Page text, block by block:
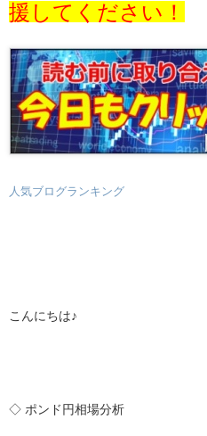
援してください！
人気ブログランキング
こんにちは♪
◇ ポンド円相場分析